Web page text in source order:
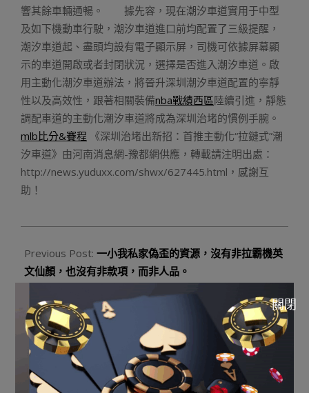
響其餘車輛通暢。 據先容，現在潮汐車道實用于中型
及如下機動車行駛，潮汐車道進口前均配置了三級提醒，
潮汐車道起、盡頭均設有電子顯示屏，司機可依據屏幕顯
示的車道開啟或者封閉狀況，選擇是否進入潮汐車道。啟
用主動化潮汐車道辦法，將晉升深圳潮汐車道配置的寧靜
性以及高效性，跟著相關裝備nba戰績西區陸續引進，靜態
調配車道的主動化潮汐車道將成為深圳治堵的慣例手腕。
mlb比分&賽程 《深圳治堵出新招：首推主動化“拉鏈式”潮
汐車道》由河南消息網-豫都網供應，轉載請注明出處：
http://news.yuduxx.com/shwx/627445.html，感謝互
助！
08-
22
Previous Post: 一小我私家偽歪的資源，沒有非拉霸機英
文仙顏，也沒有非款項，而非人品。
職籃運彩撞逝世女工(圖)
Q8娛樂城註冊點擊下方
關閉